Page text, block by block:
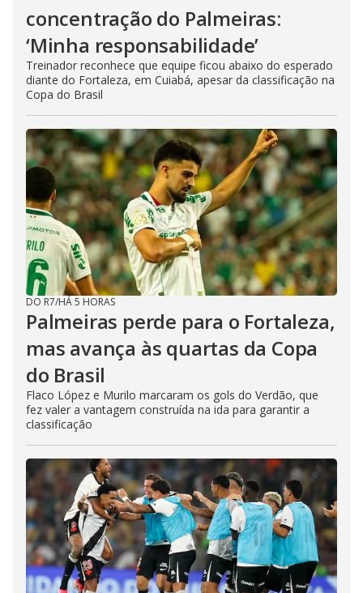
concentração do Palmeiras:
‘Minha responsabilidade’
Treinador reconhece que equipe ficou abaixo do esperado
diante do Fortaleza, em Cuiabá, apesar da classificação na
Copa do Brasil
DO R7/HÁ 5 HORAS
Palmeiras perde para o Fortaleza,
mas avança às quartas da Copa
do Brasil
Flaco López e Murilo marcaram os gols do Verdão, que
fez valer a vantagem construída na ida para garantir a
classificação